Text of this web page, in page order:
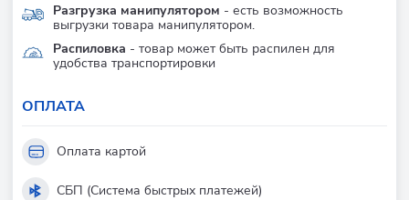
Разгрузка манипулятором - есть возможность
выгрузки товара манипулятором.
Распиловка - товар может быть распилен для
удобства транспортировки
ОПЛАТА
Оплата картой
СБП (Система быстрых платежей)